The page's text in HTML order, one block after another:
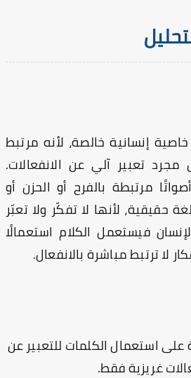
إنسانية خالصة، لأنه مرتبط
تعبير آلي عن الانفعالات.
مرتبطة بالفرح أو الحزن أو
حقيقية، لأنها لا تفكّر ولا تعبّر
فيستعمل الكلام استعمالًا
لا ترتبط مباشرة بالانفعال.
استعمال الكلمات للتعبير عن
غريزية فقط.